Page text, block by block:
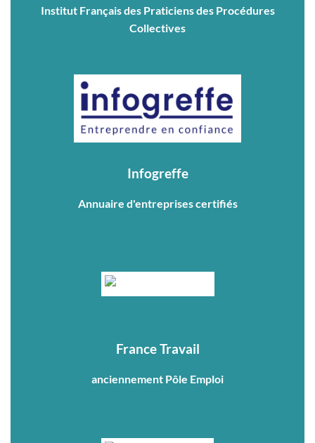
Institut Français des Praticiens des Procédures
Collectives
Infogreffe
Annuaire d'entreprises certifiés
France Travail
anciennement Pôle Emploi